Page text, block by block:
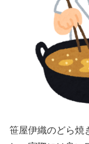
笹屋伊織のどら焼